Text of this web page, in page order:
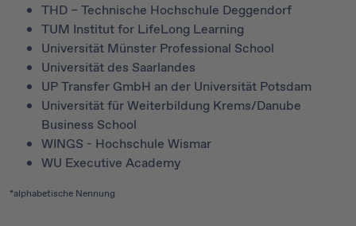
THD – Technische Hochschule Deggendorf
TUM Institut for LifeLong Learning
Universität Münster Professional School
Universität des Saarlandes
UP Transfer GmbH an der Universität Potsdam
Universität für Weiterbildung Krems/Danube
Business School
WINGS - Hochschule Wismar
WU Executive Academy
*alphabetische Nennung